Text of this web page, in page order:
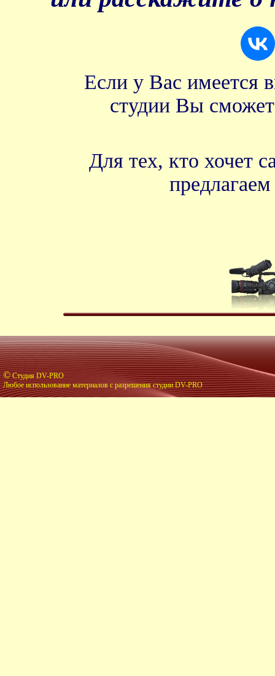
Если у Вас имеется
студии Вы
Для тех, кто хочет
©Студия DV-PRO
Любое использование материалов с разрешения студии DV-PRO